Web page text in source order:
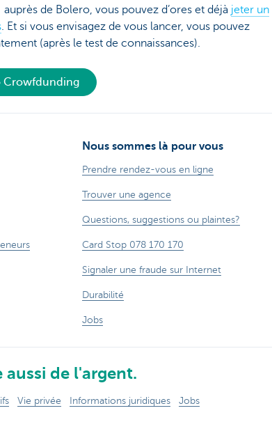
auprès de Bolero, vous pouvez d’ores et déjà jeter un
. Et si vous envisagez de vous lancer, vous pouvez
(après le test de connaissances).
Crowfdunding
Nous sommes là pour vous
Prendre rendez-vous en ligne
Trouver une agence
Questions, suggestions ou plaintes?
Card Stop 078 170 170
Signaler une fraude sur Internet
Durabilité
Jobs
de l'argent.
Vie privée Informations juridiques
Jobs